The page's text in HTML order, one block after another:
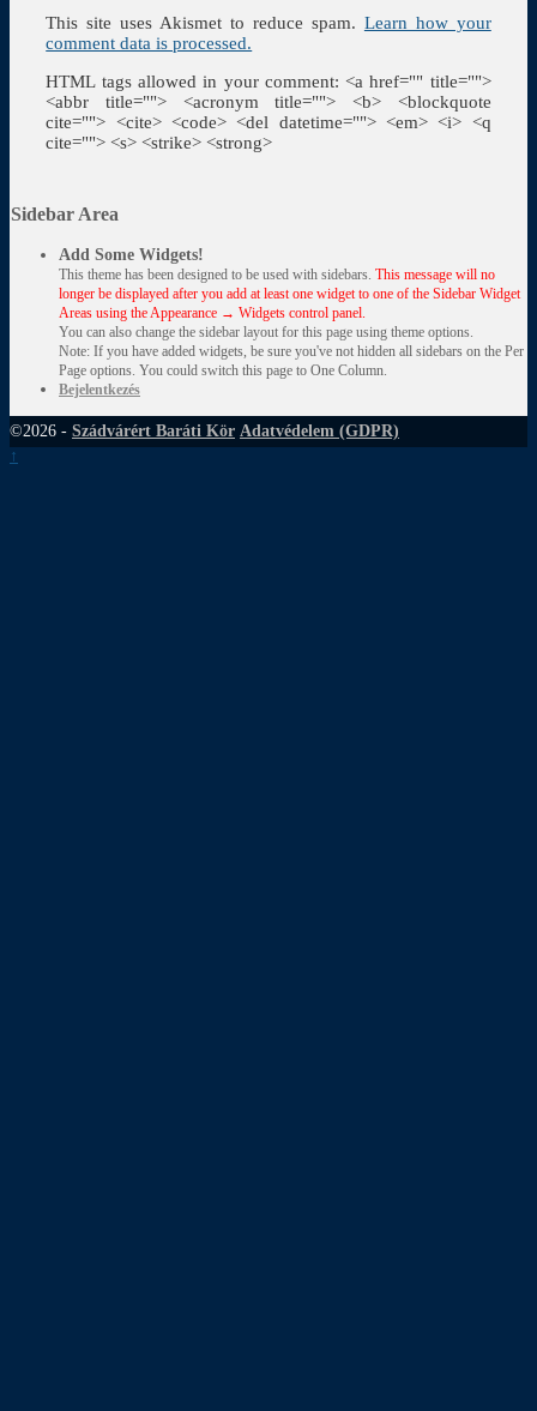
This site uses Akismet to reduce spam. Learn how your
comment data is processed.
HTML tags allowed in your comment: <a href="" title="">
<abbr title=""> <acronym title=""> <b> <blockquote
cite=""> <cite> <code> <del datetime=""> <em> <i> <q
cite=""> <s> <strike> <strong>
Sidebar Area
Add Some Widgets!
This theme has been designed to be used with sidebars. This message will no
longer be displayed after you add at least one widget to one of the Sidebar Widget
Areas using the Appearance → Widgets control panel.
You can also change the sidebar layout for this page using theme options.
Note: If you have added widgets, be sure you've not hidden all sidebars on the Per
Page options. You could switch this page to One Column.
Bejelentkezés
©2026 - Szádvárért Baráti Kör Adatvédelem (GDPR)
↑